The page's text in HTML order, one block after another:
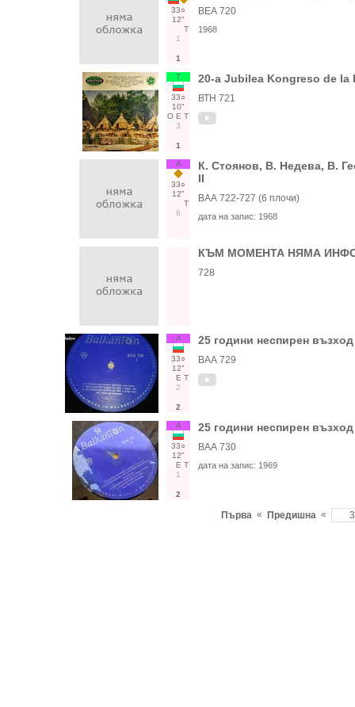
33○
12"
Т
1
1
ВЕА 720
1968
Т
33○
10"
О Е Т
3
1
20-a Jubilea Kongreso de
ВТН 721
А
33○
12"
Т
6
К. Стоянов, В. Недева, В.
II
ВАА 722-727 (6 плочи)
дата на запис: 1968
КЪМ МОМЕНТА НЯМА
728
А
33○
12"
Е Т
2
2
25 години неспирен
ВАА 729
А
33○
12"
Е Т
1
2
25 години неспирен
ВАА 730
дата на запис: 1969
Първа « Предишна «